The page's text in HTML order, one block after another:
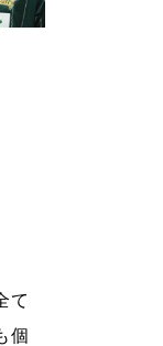
て
個